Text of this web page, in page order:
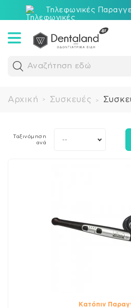
Τηλεφωνικές
Αναζήτηση εδώ
Αρχική > Συσκευές >
Ταξινόμηση
ανά
--
Κατόπιν